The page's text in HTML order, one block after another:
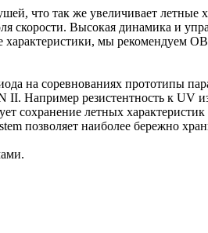
что так же увеличивает летные
скорости. Высокая динамика и
мы рекомендуем
на соревнованиях прототипы
Например резистентность к UV
сохранение летных
позволяет наиболее бережно